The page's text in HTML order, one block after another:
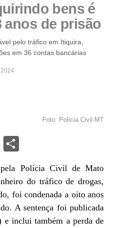
bens é
anos de prisão
pelo tráfico em Itiquira,
em 36 contas bancárias
Foto: Polícia Civil-MT
Share
Polícia Civil de Mato
do tráfico de drogas,
foi condenada a oito anos
A sentença foi publicada
e inclui também a perda de